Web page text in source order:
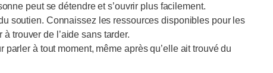
peut se détendre et s’ouvrir plus facilement.
soutien. Connaissez les ressources disponibles pour les
trouver de l’aide sans tarder.
à tout moment, même après qu’elle ait trouvé du